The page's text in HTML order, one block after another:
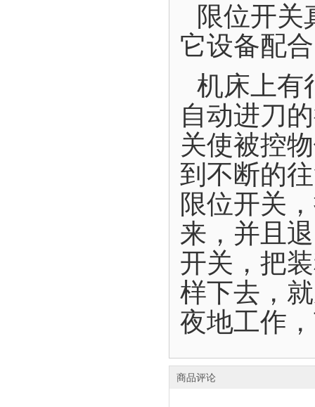
限位开关
它设备配
机床上有
自动进刀
关使被控
到不断的
限位开关
来，并且
开关，把
样下去，
夜地工作
商品评论